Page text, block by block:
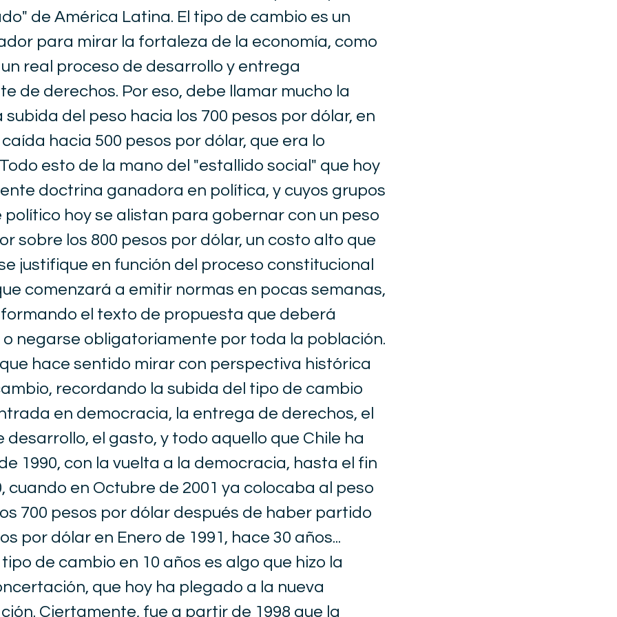
de América Latina. El tipo de cambio es un
para mirar la fortaleza de la economía, como
real proceso de desarrollo y entrega
de derechos. Por eso, debe llamar mucho la
del peso hacia los 700 pesos por dólar, en
hacia 500 pesos por dólar, que era lo
esto de la mano del "estallido social" que hoy
doctrina ganadora en política, y cuyos grupos
hoy se alistan para gobernar con un peso
sobre los 800 pesos por dólar, un costo alto que
justifique en función del proceso constitucional
comenzará a emitir normas en pocas semanas,
el texto de propuesta que deberá
negarse obligatoriamente por toda la población.
hace sentido mirar con perspectiva histórica
recordando la subida del tipo de cambio
en democracia, la entrega de derechos, el
desarrollo, el gasto, y todo aquello que Chile ha
1990, con la vuelta a la democracia, hasta el fin
cuando en Octubre de 2001 ya colocaba al peso
700 pesos por dólar después de haber partido
por dólar en Enero de 1991, hace 30 años...
de cambio en 10 años es algo que hizo la
que hoy ha plegado a la nueva
Ciertamente, fue a partir de 1998 que la